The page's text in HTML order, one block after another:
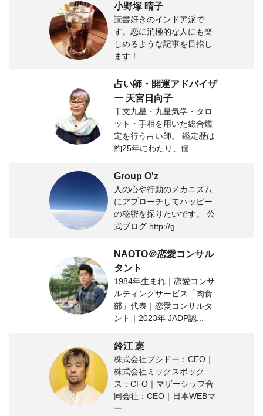
小野塚 晴子
読書好きのインドア派で
す。恋に消極的な人にも楽
しめるような記事を目指し
ます！
占い師・開運アドバイザ
ー 天宮日向子
干支九星・九星気学・タロ
ット・手相を用いた総合鑑
定を行う占い師。 鑑定歴は
約25年にわたり、個...
Group O'z
人の心や行動のメカニズム
にアプローチしてハッピー
の秘密を探りたいです。 公
式ブログ http://g...
NAOTO＠恋愛コンサル
タント
1984年生まれ｜恋愛コンサ
ルティングサービス「肉食
部」代表｜恋愛コンサルタ
ント｜2023年 JADP認...
鈴江 憲
株式会社ブシドー：CEO｜
株式会社ミックスボック
ス：CFO｜マザーシップ合
同会社：CEO｜日本WEBマ
ー...